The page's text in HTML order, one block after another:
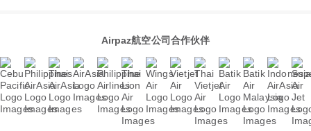
Airpaz航空公司合作伙伴